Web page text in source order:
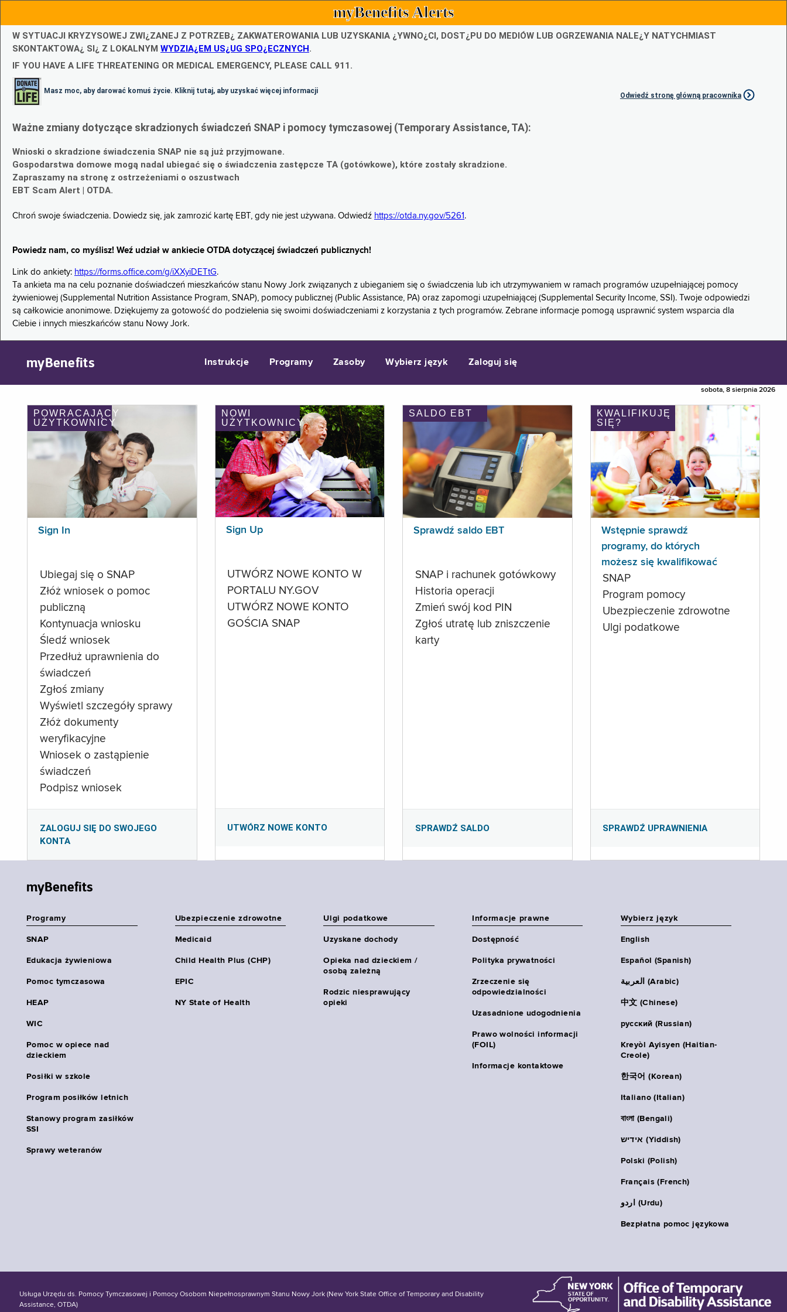
myBenefits Alerts
W SYTUACJI KRYZYSOWEJ ZWI¿ZANEJ Z POTRZEB¿ ZAKWATEROWANIA LUB UZYSKANIA ¿YWNO¿CI, DOST¿PU DO MEDIÓW LUB OGRZEWANIA NALE¿Y NATYCHMIAST
SKONTAKTOWA¿ SI¿ Z LOKALNYM WYDZIA¿EM US¿UG SPO¿ECZNYCH.
IF YOU HAVE A LIFE THREATENING OR MEDICAL EMERGENCY, PLEASE CALL 911.
Masz moc, aby darować komuś życie. Kliknij tutaj, aby uzyskać więcej informacji
Odwiedź stronę główną pracownika
Ważne zmiany dotyczące skradzionych świadczeń SNAP i pomocy tymczasowej (Temporary Assistance, TA):
Wnioski o skradzione świadczenia SNAP nie są już przyjmowane.
Gospodarstwa domowe mogą nadal ubiegać się o świadczenia zastępcze TA (gotówkowe), które zostały skradzione.
Zapraszamy na stronę z ostrzeżeniami o oszustwach
EBT Scam Alert | OTDA.
Chroń swoje świadczenia. Dowiedz się, jak zamrozić kartę EBT, gdy nie jest używana. Odwiedź https://otda.ny.gov/5261 .
Powiedz nam, co myślisz! Weź udział w ankiecie OTDA dotyczącej świadczeń publicznych!
Link do ankiety: https://forms.office.com/g/iXXyiDETtG.
Ta ankieta ma na celu poznanie doświadczeń mieszkańców stanu Nowy Jork związanych z ubieganiem się o świadczenia lub ich utrzymywaniem w ramach programów uzupełniającej pomocy
żywieniowej (Supplemental Nutrition Assistance Program, SNAP), pomocy publicznej (Public Assistance, PA) oraz zapomogi uzupełniającej (Supplemental Security Income, SSI). Twoje odpowiedzi
są całkowicie anonimowe. Dziękujemy za gotowość do podzielenia się swoimi doświadczeniami z korzystania z tych programów. Zebrane informacje pomogą usprawnić system wsparcia dla
Ciebie i innych mieszkańców stanu Nowy Jork.
myBenefits Instrukcje Programy Zasoby Wybierz język Zaloguj się
sobota, 8 sierpnia 2026
POWRACAJĄCY
UŻYTKOWNICY
Sign In
Ubiegaj się o SNAP
Złóż wniosek o pomoc
publiczną
Kontynuacja wniosku
Śledź wniosek
Przedłuż uprawnienia do
świadczeń
Zgłoś zmiany
Wyświetl szczegóły sprawy
Złóż dokumenty
weryfikacyjne
Wniosek o zastąpienie
świadczeń
Podpisz wniosek
ZALOGUJ SIĘ DO SWOJEGO
KONTA
NOWI
UŻYTKOWNICY
Sign Up
UTWÓRZ NOWE KONTO W
PORTALU NY.GOV
UTWÓRZ NOWE KONTO
GOŚCIA SNAP
UTWÓRZ NOWE KONTO
SALDO EBT
Sprawdź saldo EBT
SNAP i rachunek gotówkowy
Historia operacji
Zmień swój kod PIN
Zgłoś utratę lub zniszczenie
karty
SPRAWDŹ SALDO
KWALIFIKUJĘ
SIĘ?
Wstępnie sprawdź
programy, do których
możesz się kwalifikować
SNAP
Program pomocy
Ubezpieczenie zdrowotne
Ulgi podatkowe
SPRAWDŹ UPRAWNIENIA
myBenefits
Programy
SNAP
Edukacja żywieniowa
Pomoc tymczasowa
HEAP
WIC
Pomoc w opiece nad
dzieckiem
Posiłki w szkole
Program posiłków letnich
Stanowy program zasiłków
SSI
Sprawy weteranów
Ubezpieczenie zdrowotne
Medicaid
Child Health Plus (CHP)
EPIC
NY State of Health
Ulgi podatkowe
Uzyskane dochody
Opieka nad dzieckiem /
osobą zależną
Rodzic niesprawujący
opieki
Informacje prawne
Dostępność
Polityka prywatności
Zrzeczenie się
odpowiedzialności
Uzasadnione udogodnienia
Prawo wolności informacji
(FOIL)
Informacje kontaktowe
Wybierz język
English
Español (Spanish)
العربية (Arabic)
中文 (Chinese)
русский (Russian)
Kreyòl Ayisyen (Haitian-
Creole)
한국어 (Korean)
Italiano (Italian)
বাংলা (Bengali)
אידיש (Yiddish)
Polski (Polish)
Français (French)
اردو (Urdu)
Bezpłatna pomoc językowa
Usługa Urzędu ds. Pomocy Tymczasowej i Pomocy Osobom Niepełnosprawnym Stanu Nowy Jork (New York State Office of Temporary and Disability
Assistance, OTDA)